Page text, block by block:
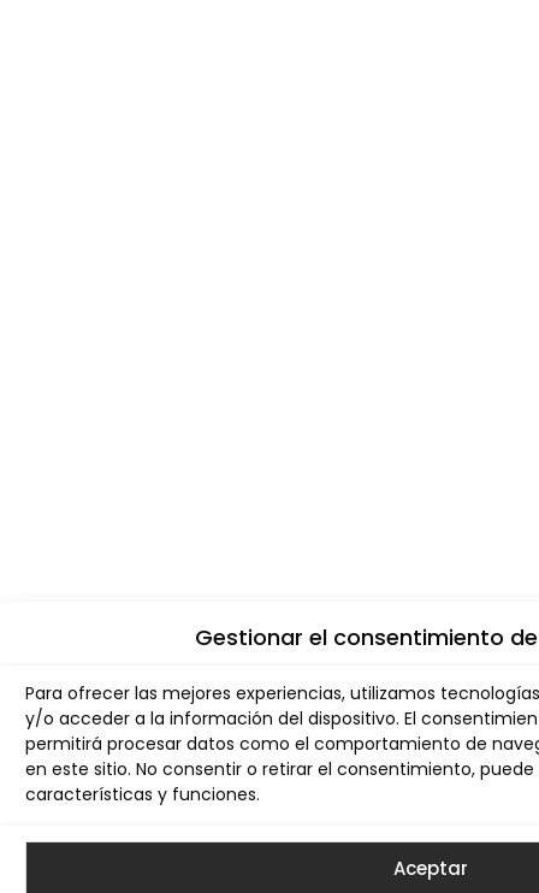
Gestionar el consentimiento
Para ofrecer las mejores experiencias, utilizamos
y/o acceder a la información del dispositivo. El
permitirá procesar datos como el comportamiento de
en este sitio. No consentir o retirar el consentimiento,
características y funciones.
Aceptar